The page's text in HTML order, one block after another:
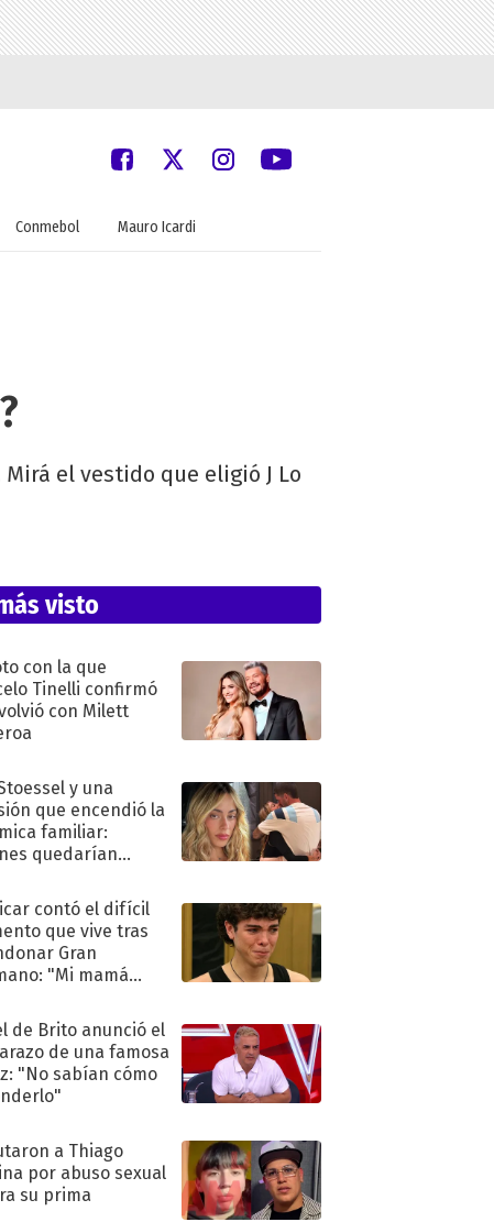
Conmebol Mauro Icardi
el vestido que eligió J Lo
visto
con la que
Tinelli confirmó
con Milett
y una
que encendió la
familiar:
quedarían
contó el difícil
que vive tras
Gran
"Mi mamá
de Brito anunció el
de una famosa
"No sabían cómo
a Thiago
por abuso sexual
su prima